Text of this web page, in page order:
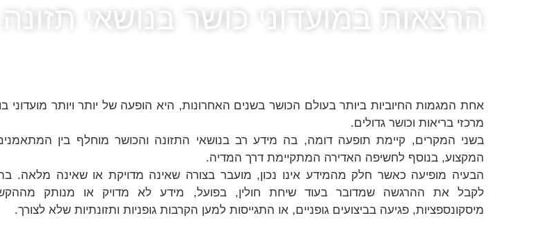
הרצאות במועדוני כושר בנושאי תזונה
אחת המגמות החיוביות ביותר בעולם הכושר בשנים האחרונות, היא הופעה של יותר ויותר מועדוני
מרכזי בריאות וכושר גדולים.
בשני המקרים, קיימת תופעה דומה, בה מידע רב בנושאי התזונה והכושר מוחלף בין
המקצוע, בנוסף לחשיפה האדירה המתקיימת דרך המדיה.
הבעיה מופיעה כאשר חלק מהמידע אינו נכון, מועבר בצורה שאינה מדויקת או שאינה מלאה.
לקבל את ההרגשה שמדובר בעוד שיחת חולין, בפועל, מידע לא מדויק או מנותק
מיסקונספציות, פגיעה בביצועים גופניים, או התגייסות למען הקרבות גופניות ותזונתיות שלא לצורך.